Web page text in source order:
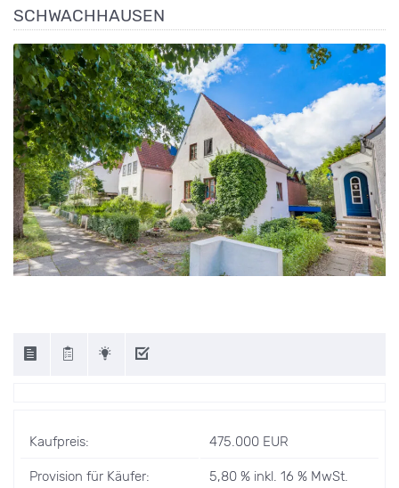
SCHWACHHAUSEN
Kaufpreis: 475.000 EUR
Provision für Käufer:
5,80 % inkl. 16 % MwSt.